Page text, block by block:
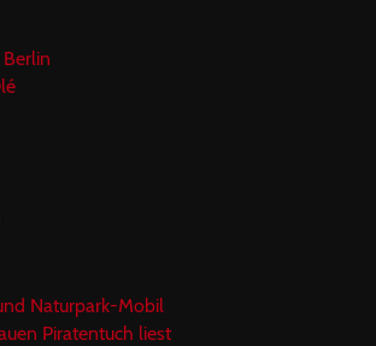
Naturpark-Mobil
Piratentuch liest